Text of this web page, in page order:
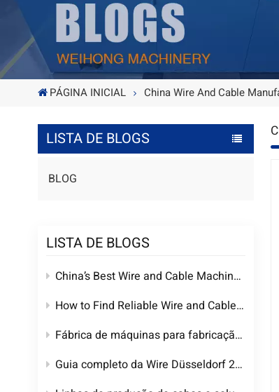
PÁGINA INICIAL China Wire And Cable
LISTA DE BLOGS
BLOG
LISTA DE BLOGS
China’s Best Wire and Cable Machinery Manufacturing Factory | Custom Extruders & Complete Cable Production Lines
How to Find Reliable Wire and Cable Machinery Manufacturers in China
Fábrica de máquinas para fabricação de fios e cabos na China | Fornecedor de equipamentos para cabos personalizados
Guia completo da Wire Düsseldorf 2026: Datas, local e tendências em máquinas para cabos de alta tensão da WEIHONG MACHINERY